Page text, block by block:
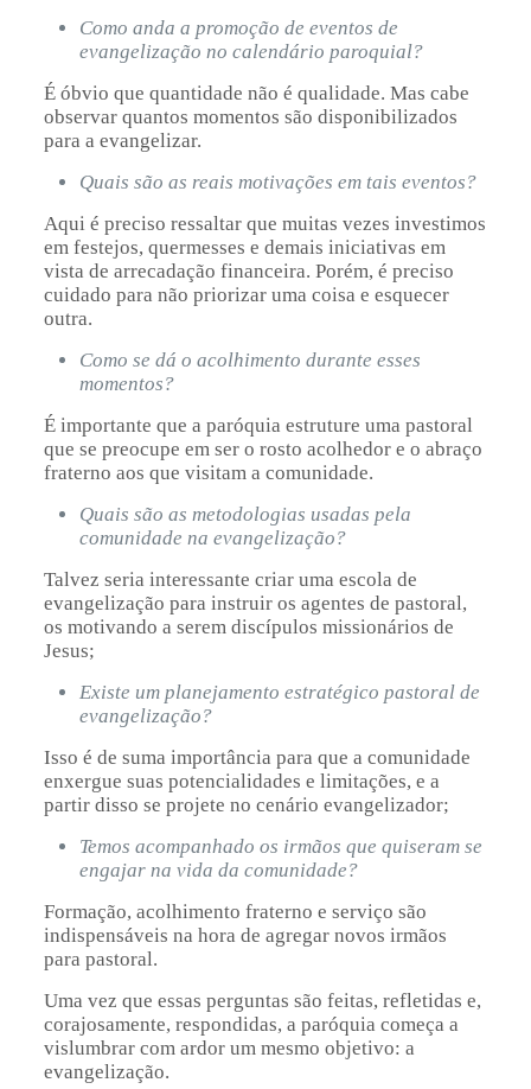
Como anda a promoção de eventos de
evangelização no calendário paroquial?
É óbvio que quantidade não é qualidade. Mas cabe
observar quantos momentos são disponibilizados
para a evangelizar.
Quais são as reais motivações em tais eventos?
Aqui é preciso ressaltar que muitas vezes investimos
em festejos, quermesses e demais iniciativas em
vista de arrecadação financeira. Porém, é preciso
cuidado para não priorizar uma coisa e esquecer
outra.
Como se dá o acolhimento durante esses
momentos?
É importante que a paróquia estruture uma pastoral
que se preocupe em ser o rosto acolhedor e o abraço
fraterno aos que visitam a comunidade.
Quais são as metodologias usadas pela
comunidade na evangelização?
Talvez seria interessante criar uma escola de
evangelização para instruir os agentes de pastoral,
os motivando a serem discípulos missionários de
Jesus;
Existe um planejamento estratégico pastoral de
evangelização?
Isso é de suma importância para que a comunidade
enxergue suas potencialidades e limitações, e a
partir disso se projete no cenário evangelizador;
Temos acompanhado os irmãos que quiseram se
engajar na vida da comunidade?
Formação, acolhimento fraterno e serviço são
indispensáveis na hora de agregar novos irmãos
para pastoral.
Uma vez que essas perguntas são feitas, refletidas e,
corajosamente, respondidas, a paróquia começa a
vislumbrar com ardor um mesmo objetivo: a
evangelização.